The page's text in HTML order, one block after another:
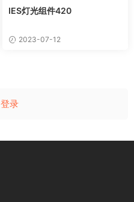
IES灯光组件420
2023-07-12
登录